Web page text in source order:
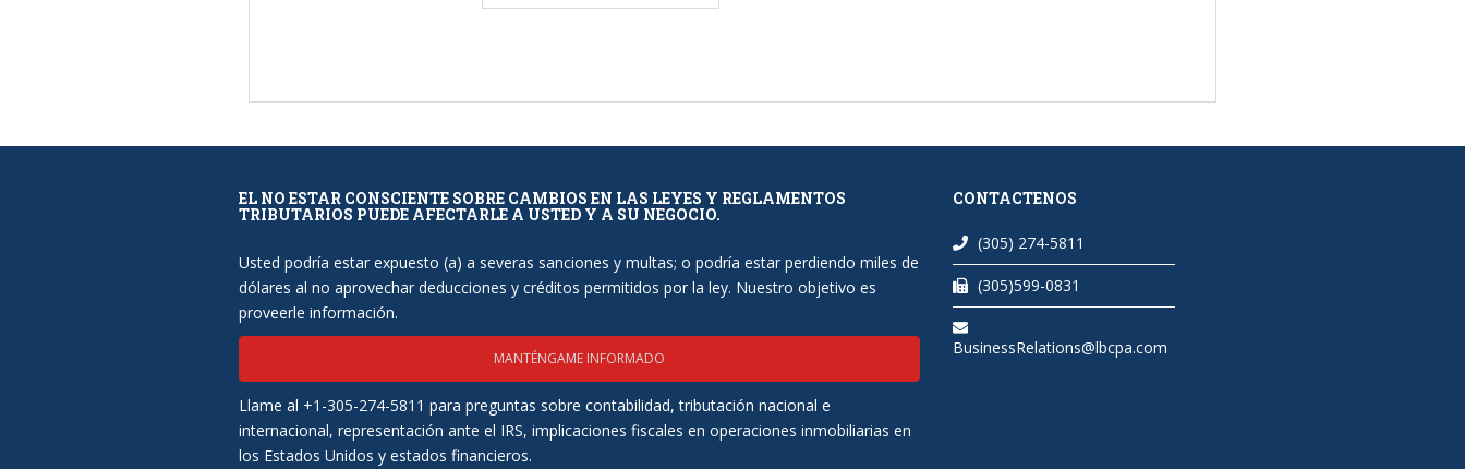
EL NO ESTAR CONSCIENTE SOBRE CAMBIOS EN LAS LEYES Y REGLAMENTOS
TRIBUTARIOS PUEDE AFECTARLE A USTED Y A SU NEGOCIO.
Usted podría estar expuesto (a) a severas sanciones y multas; o podría estar perdiendo miles de
dólares al no aprovechar deducciones y créditos permitidos por la ley. Nuestro objetivo es
proveerle información.
MANTÉNGAME INFORMADO
Llame al +1-305-274-5811 para preguntas sobre contabilidad, tributación nacional e
internacional, representación ante el IRS, implicaciones fiscales en operaciones inmobiliarias en
los Estados Unidos y estados financieros.
CONTACTENOS
(305) 274-5811
(305)599-0831
BusinessRelations@lbcpa.com